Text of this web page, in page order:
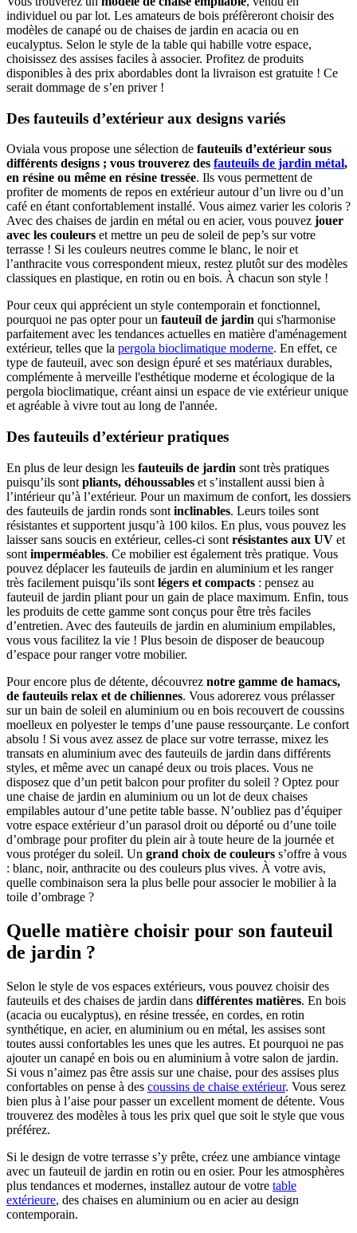
individuel ou par lot. Les amateurs de bois préfèreront choisir des
modèles de canapé ou de chaises de jardin en acacia ou en
eucalyptus. Selon le style de la table qui habille votre espace,
choisissez des assises faciles à associer. Profitez de produits
disponibles à des prix abordables dont la livraison est gratuite ! Ce
serait dommage de s’en priver !
Des fauteuils d’extérieur aux designs variés
Oviala vous propose une sélection de fauteuils d’extérieur sous
différents designs ; vous trouverez des fauteuils de jardin métal,
en résine ou même en résine tressée. Ils vous permettent de
profiter de moments de repos en extérieur autour d’un livre ou d’un
café en étant confortablement installé. Vous aimez varier les coloris ?
Avec des chaises de jardin en métal ou en acier, vous pouvez jouer
avec les couleurs et mettre un peu de soleil de pep’s sur votre
terrasse ! Si les couleurs neutres comme le blanc, le noir et
l’anthracite vous correspondent mieux, restez plutôt sur des modèles
classiques en plastique, en rotin ou en bois. À chacun son style !
Pour ceux qui apprécient un style contemporain et fonctionnel,
pourquoi ne pas opter pour un fauteuil de jardin qui s'harmonise
parfaitement avec les tendances actuelles en matière d'aménagement
extérieur, telles que la pergola bioclimatique moderne. En effet, ce
type de fauteuil, avec son design épuré et ses matériaux durables,
complémente à merveille l'esthétique moderne et écologique de la
pergola bioclimatique, créant ainsi un espace de vie extérieur unique
et agréable à vivre tout au long de l'année.
Des fauteuils d’extérieur pratiques
En plus de leur design les fauteuils de jardin sont très pratiques
puisqu’ils sont pliants, déhoussables et s’installent aussi bien à
l’intérieur qu’à l’extérieur. Pour un maximum de confort, les dossiers
des fauteuils de jardin ronds sont inclinables. Leurs toiles sont
résistantes et supportent jusqu’à 100 kilos. En plus, vous pouvez les
laisser sans soucis en extérieur, celles-ci sont résistantes aux UV et
sont imperméables. Ce mobilier est également très pratique. Vous
pouvez déplacer les fauteuils de jardin en aluminium et les ranger
très facilement puisqu’ils sont légers et compacts : pensez au
fauteuil de jardin pliant pour un gain de place maximum. Enfin, tous
les produits de cette gamme sont conçus pour être très faciles
d’entretien. Avec des fauteuils de jardin en aluminium empilables,
vous vous facilitez la vie ! Plus besoin de disposer de beaucoup
d’espace pour ranger votre mobilier.
Pour encore plus de détente, découvrez notre gamme de hamacs,
de fauteuils relax et de chiliennes. Vous adorerez vous prélasser
sur un bain de soleil en aluminium ou en bois recouvert de coussins
moelleux en polyester le temps d’une pause ressourçante. Le confort
absolu ! Si vous avez assez de place sur votre terrasse, mixez les
transats en aluminium avec des fauteuils de jardin dans différents
styles, et même avec un canapé deux ou trois places. Vous ne
disposez que d’un petit balcon pour profiter du soleil ? Optez pour
une chaise de jardin en aluminium ou un lot de deux chaises
empilables autour d’une petite table basse. N’oubliez pas d’équiper
votre espace extérieur d’un parasol droit ou déporté ou d’une toile
d’ombrage pour profiter du plein air à toute heure de la journée et
vous protéger du soleil. Un grand choix de couleurs s’offre à vous
: blanc, noir, anthracite ou des couleurs plus vives. À votre avis,
quelle combinaison sera la plus belle pour associer le mobilier à la
toile d’ombrage ?
Quelle matière choisir pour son fauteuil
de jardin ?
Selon le style de vos espaces extérieurs, vous pouvez choisir des
fauteuils et des chaises de jardin dans différentes matières. En bois
(acacia ou eucalyptus), en résine tressée, en cordes, en rotin
synthétique, en acier, en aluminium ou en métal, les assises sont
toutes aussi confortables les unes que les autres. Et pourquoi ne pas
ajouter un canapé en bois ou en aluminium à votre salon de jardin.
Si vous n’aimez pas être assis sur une chaise, pour des assises plus
confortables on pense à des coussins de chaise extérieur. Vous serez
bien plus à l’aise pour passer un excellent moment de détente. Vous
trouverez des modèles à tous les prix quel que soit le style que vous
préférez.
Si le design de votre terrasse s’y prête, créez une ambiance vintage
avec un fauteuil de jardin en rotin ou en osier. Pour les atmosphères
plus tendances et modernes, installez autour de votre table
extérieure, des chaises en aluminium ou en acier au design
contemporain.